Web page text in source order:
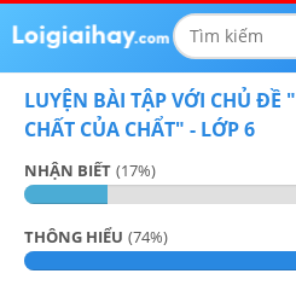
LUYỆN BÀI TẬP VỚI CHỦ ĐỀ "
CHẤT CỦA CHẨT" - LỚP 6
NHẬN BIẾT (17%)
THÔNG HIỂU (74%)